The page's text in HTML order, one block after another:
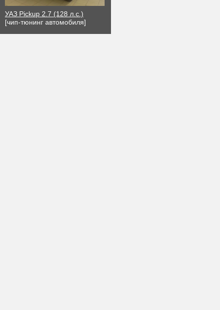
УАЗ Pickup 2.7 (128 л.с.)
[чип-тюнинг автомобиля]